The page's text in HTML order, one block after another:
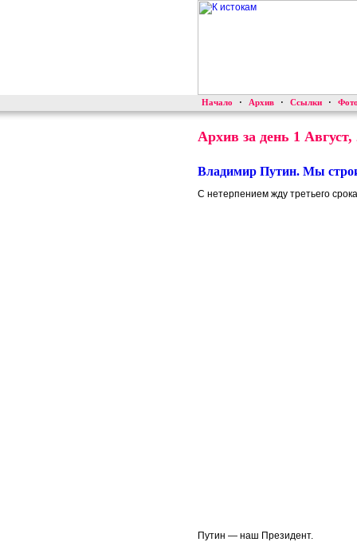
Начало · Архив · Ссылки ·
Архив за день 1 Август,
Владимир Путин. Мы
С нетерпением жду третьего
Путин — наш Президент.